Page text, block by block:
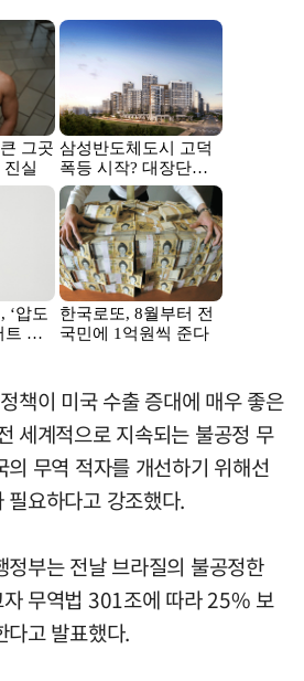
책이 미국 수출 증대에 매우 좋은
세계적으로 지속되는 불공정 무
무역 적자를 개선하기 위해선
요하다고 강조했다.
정부는 전날 브라질의 불공정한
무역법 301조에 따라 25% 보
다고 발표했다.